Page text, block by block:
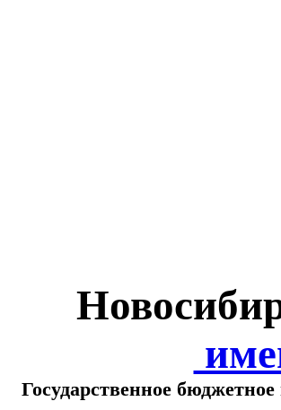
Государственное